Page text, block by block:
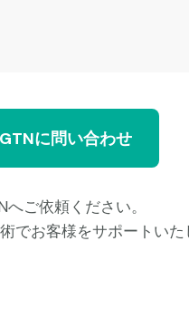
に問い合わせ
ご依頼ください。
でお客様をサポートいた